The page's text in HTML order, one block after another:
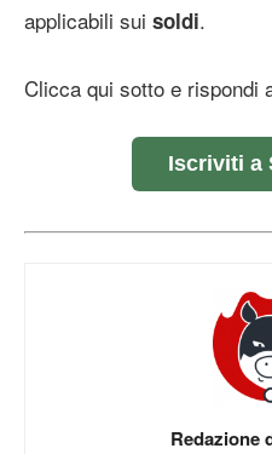
applicabili sui soldi.
Clicca qui sotto e rispondi
Iscriviti a
Redazione